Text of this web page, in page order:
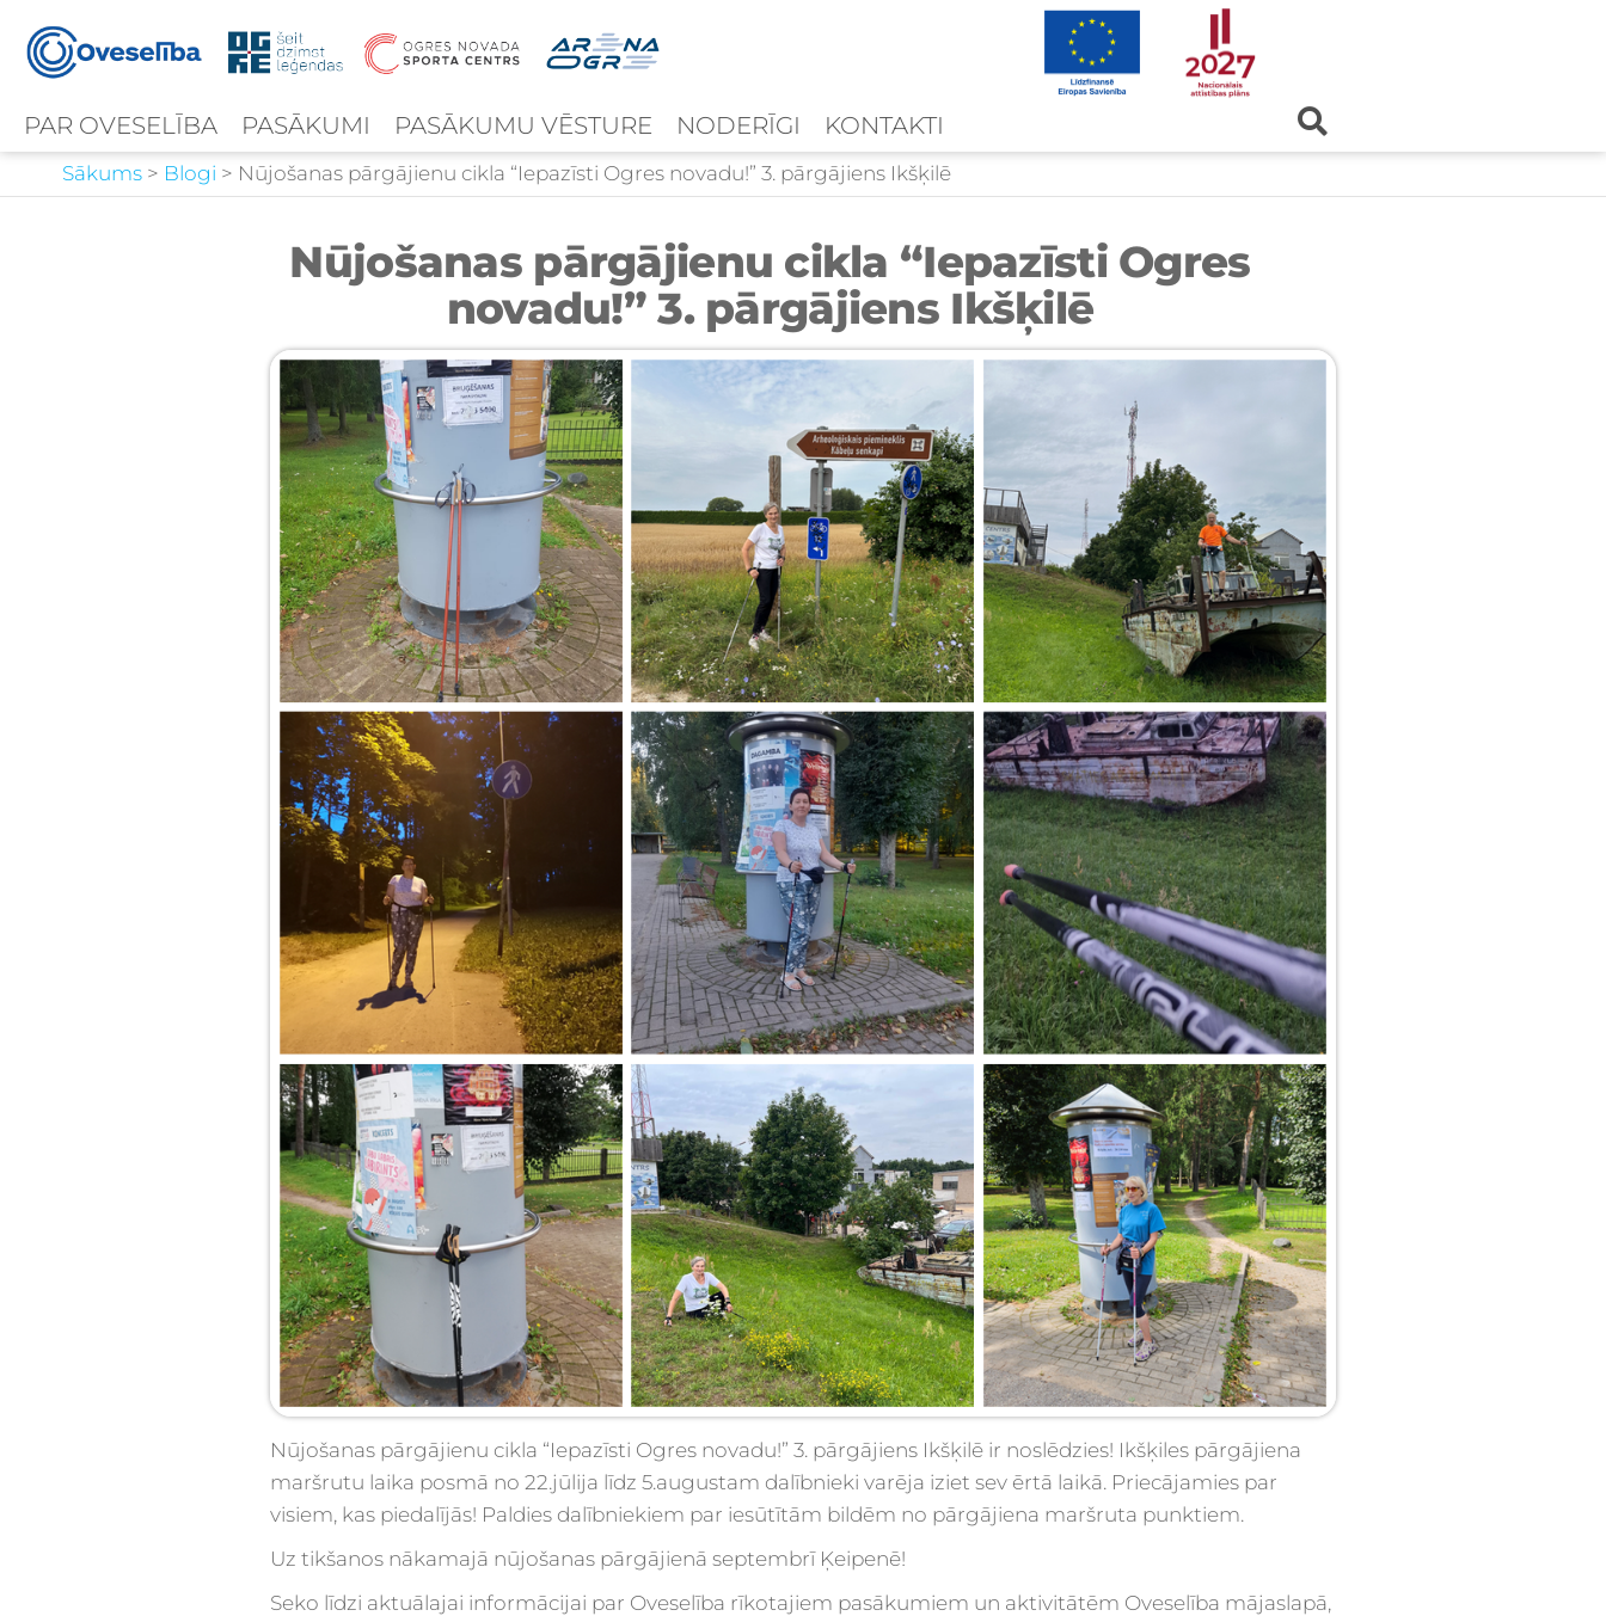
PAR OVESELĪBA PASĀKUMI PASĀKUMU VĒSTURE NODERĪGI KONTAKTI
Sākums > Blogi > Nūjošanas pārgājienu cikla “Iepazīsti Ogres novadu!” 3. pārgājiens Ikšķilē
Nūjošanas pārgājienu cikla “Iepazīsti Ogres
novadu!” 3. pārgājiens Ikšķilē
Nūjošanas pārgājienu cikla “Iepazīsti Ogres novadu!” 3. pārgājiens Ikšķilē ir noslēdzies! Ikšķiles pārgājiena
maršrutu laika posmā no 22.jūlija līdz 5.augustam dalībnieki varēja iziet sev ērtā laikā. Priecājamies par
visiem, kas piedalījās! Paldies dalībniekiem par iesūtītām bildēm no pārgājiena maršruta punktiem.
Uz tikšanos nākamajā nūjošanas pārgājienā septembrī Ķeipenē!
Seko līdzi aktuālajai informācijai par Oveselība rīkotajiem pasākumiem un aktivitātēm Oveselība mājaslapā,